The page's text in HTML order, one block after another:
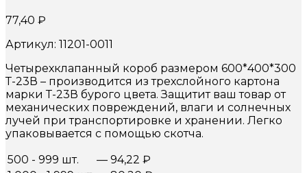
77,40 ₽
Артикул: 11201-0011
Четырехклапанный короб размером 600*400*300
Т-23В – производится из трехслойного картона
марки Т-23В бурого цвета. Защитит ваш товар от
механических повреждений, влаги и солнечных
лучей при транспортировке и хранении. Легко
упаковывается с помощью скотча.
500 - 999 шт.
— 94,22 ₽